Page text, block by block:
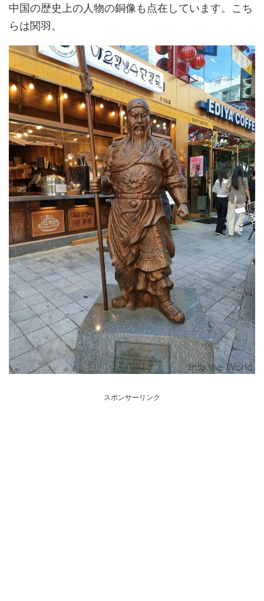
中国の歴史上の人物の銅像も点在しています。こち
らは関羽。
スポンサーリンク